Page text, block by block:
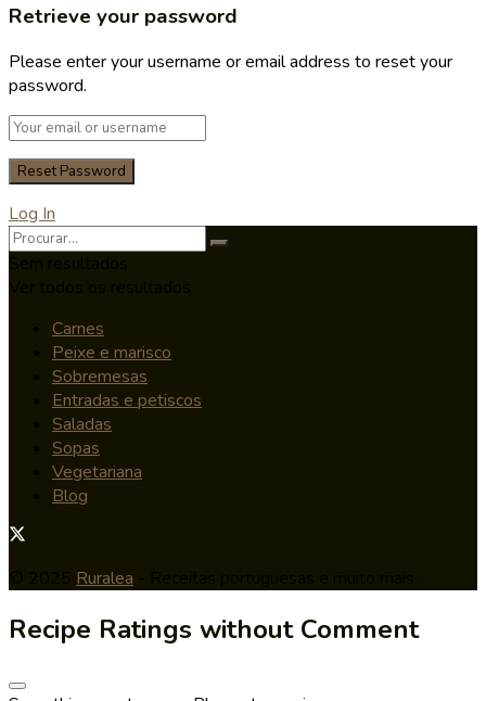
Retrieve your password
Please enter your username or email address to reset your
password.
Log In
Carnes
Peixe e marisco
Sobremesas
Entradas e petiscos
Saladas
Sopas
Vegetariana
Blog
Ruralea
Recipe Ratings without Comment